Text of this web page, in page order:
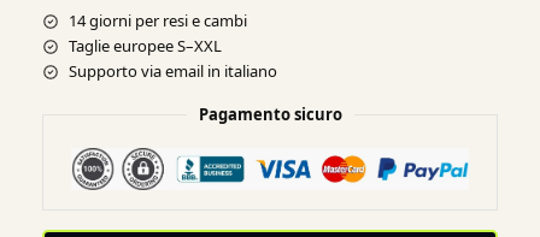
14 giorni per resi e cambi
Taglie europee S–XXL
Supporto via email in italiano
Pagamento sicuro